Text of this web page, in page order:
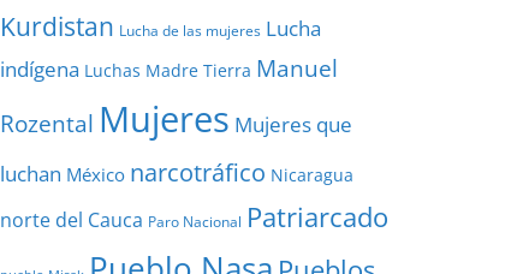
Kurdistan Lucha de las mujeres Lucha
indígena Luchas Madre Tierra Manuel
Rozental Mujeres Mujeres que
luchan México narcotráfico Nicaragua
norte del Cauca Paro Nacional Patriarcado